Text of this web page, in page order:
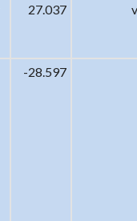
27.037
-28.597